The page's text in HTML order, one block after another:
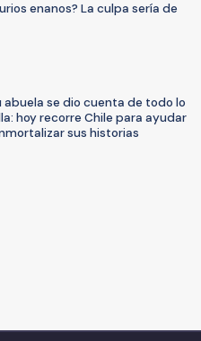
enanos? La culpa sería de
abuela se dio cuenta de todo lo
hoy recorre Chile para ayudar
sus historias